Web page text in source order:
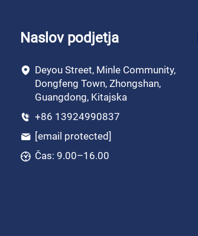
Naslov podjetja
Deyou Street, Minle Community,
Dongfeng Town, Zhongshan,
Guangdong, Kitajska
+86 13924990837
[email protected]
Čas: 9.00–16.00